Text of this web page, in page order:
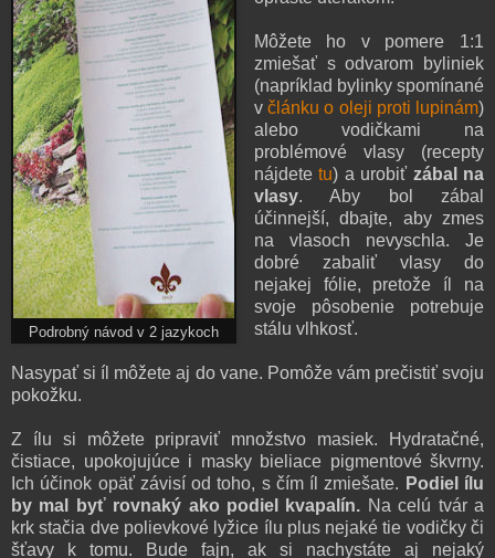
Podrobný návod v 2 jazykoch
Môžete ho v pomere 1:1
zmiešať s odvarom byliniek
(napríklad bylinky spomínané
včlánku o oleji proti lupinám)
alebo vodičkami na
problémové vlasy (recepty
nájdetetu) a urobiť zábal na
vlasy. Aby bol zábal
účinnejší, dbajte, aby zmes
na vlasoch nevyschla. Je
dobré zabaliť vlasy do
nejakej fólie, pretože íl na
svoje pôsobenie potrebuje
stálu vlhkosť.
Nasypať si íl môžete aj do vane. Pomôže vám prečistiť svoju
pokožku.
Z ílu si môžete pripraviť množstvo masiek. Hydratačné,
čistiace, upokojujúce i masky bieliace pigmentové škvrny.
Ich účinok opäť závisí od toho, s čím íl zmiešate. Podiel ílu
by mal byť rovnaký ako podiel kvapalín. Na celú tvár a
krk stačia dve polievkové lyžice ílu plus nejaké tie vodičky či
šťavy k tomu. Bude fajn, ak si nachystáte aj nejaký